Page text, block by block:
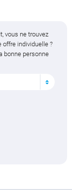
vous ne trouvez
offre individuelle ?
bonne personne